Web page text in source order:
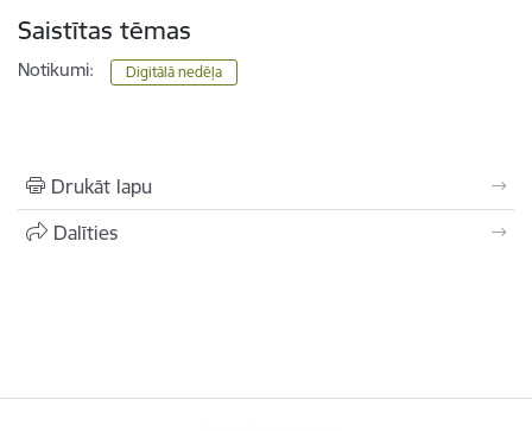
Saistītas tēmas
Notikumi: Digitālā nedēļa
Drukāt lapu
Dalīties